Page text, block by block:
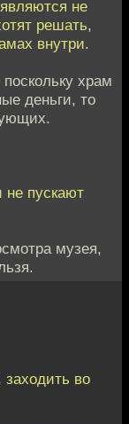
не
решать,
внутри.
храм
деньги, то
не пускают
музея,
во